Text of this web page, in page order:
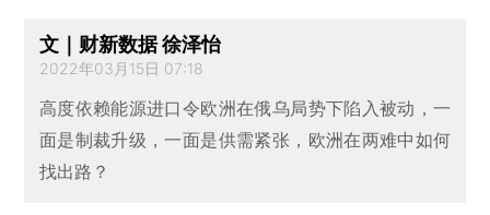
文｜财新数据 徐泽怡
2022年03月15日 07:18
高度依赖能源进口令欧洲在俄乌局势下陷入被动，一
面是制裁升级，一面是供需紧张，欧洲在两难中如何
找出路？